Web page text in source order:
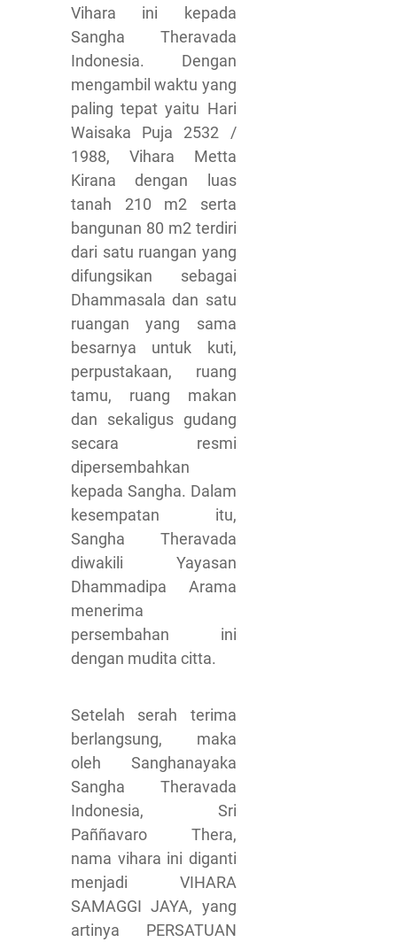
Vihara ini kepada
Sangha Theravada
Indonesia. Dengan
mengambil waktu yang
paling tepat yaitu Hari
Waisaka Puja 2532 /
1988, Vihara Metta
Kirana dengan luas
tanah 210 m2 serta
bangunan 80 m2 terdiri
dari satu ruangan yang
difungsikan sebagai
Dhammasala dan satu
ruangan yang sama
besarnya untuk kuti,
perpustakaan, ruang
tamu, ruang makan
dan sekaligus gudang
secara resmi
dipersembahkan
kepada Sangha. Dalam
kesempatan itu,
Sangha Theravada
diwakili Yayasan
Dhammadipa Arama
menerima
persembahan ini
dengan mudita citta.
Setelah serah terima
berlangsung, maka
oleh Sanghanayaka
Sangha Theravada
Indonesia, Sri
Paññavaro Thera,
nama vihara ini diganti
menjadi VIHARA
SAMAGGI JAYA, yang
artinya PERSATUAN